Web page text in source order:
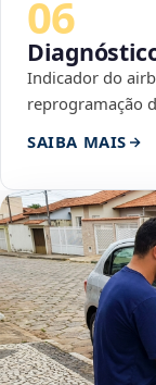
06
Indicador do
reprogramação
SAIBA MAIS